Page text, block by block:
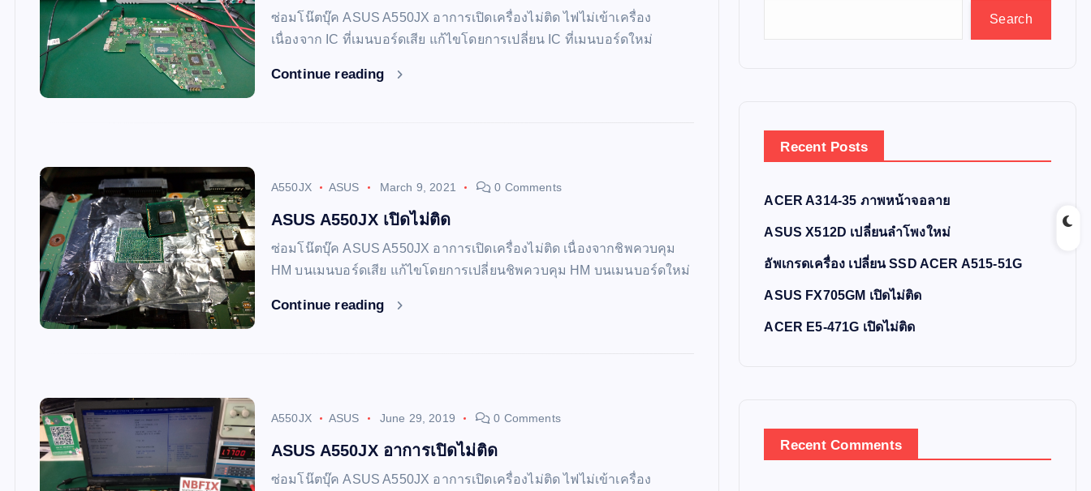
ซ่อมโน๊ตบุ๊ค ASUS A550JX อาการเปิดเครื่องไม่ติด ไฟไม่เข้าเครื่อง
เนื่องจาก IC ที่เมนบอร์ดเสีย แก้ไขโดยการเปลี่ยน IC ที่เมนบอร์ดใหม่
Continue reading
A550JX ASUS March 9, 2021 0 Comments
ASUS A550JX เปิดไม่ติด
ซ่อมโน๊ตบุ๊ค ASUS A550JX อาการเปิดเครื่องไม่ติด เนื่องจากชิพควบคุม
HM บนเมนบอร์ดเสีย แก้ไขโดยการเปลี่ยนชิพควบคุม HM บนเมนบอร์ดใหม่
Continue reading
A550JX ASUS June 29, 2019 0 Comments
ASUS A550JX อาการเปิดไม่ติด
ซ่อมโน๊ตบุ๊ค ASUS A550JX อาการเปิดเครื่องไม่ติด ไฟไม่เข้าเครื่อง
Search
Recent Posts
ACER A314-35 ภาพหน้าจอลาย
ASUS X512D เปลี่ยนลำโพงใหม่
อัพเกรดเครื่อง เปลี่ยน SSD ACER A515-51G
ASUS FX705GM เปิดไม่ติด
ACER E5-471G เปิดไม่ติด
Recent Comments